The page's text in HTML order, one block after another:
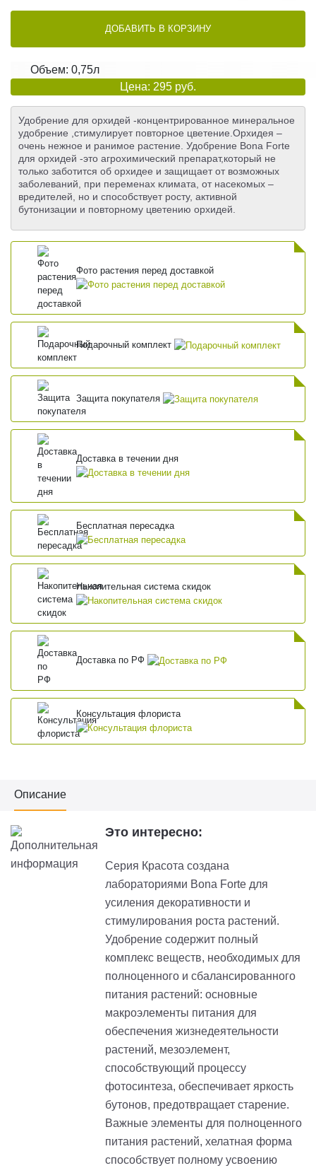
ДОБАВИТЬ В КОРЗИНУ
Объем: 0,75л
Цена: 295 руб.
Удобрение для орхидей -концентрированное минеральное
удобрение ,стимулирует повторное цветение.Орхидея –
очень нежное и ранимое растение. Удобрение Bona Forte
для орхидей -это агрохимический препарат,который не
только заботится об орхидее и защищает от возможных
заболеваний, при переменах климата, от насекомых –
вредителей, но и способствует росту, активной
бутонизации и повторному цветению орхидей.
Фото растения перед доставкой
Подарочный комплект
Защита покупателя
Доставка в течении дня
Бесплатная пересадка
Накопительная система скидок
Доставка по РФ
Консультация флориста
Описание
Это интересно:
Серия Красота создана
лабораториями Bona Forte для
усиления декоративности и
стимулирования роста растений.
Удобрение содержит полный
комплекс веществ, необходимых для
полноценного и сбалансированного
питания растений: основные
макроэлементы питания для
обеспечения жизнедеятельности
растений, мезоэлемент,
способствующий процессу
фотосинтеза, обеспечивает яркость
бутонов, предотвращает старение.
Важные элементы для полноценного
питания растений, хелатная форма
способствует полному усвоению